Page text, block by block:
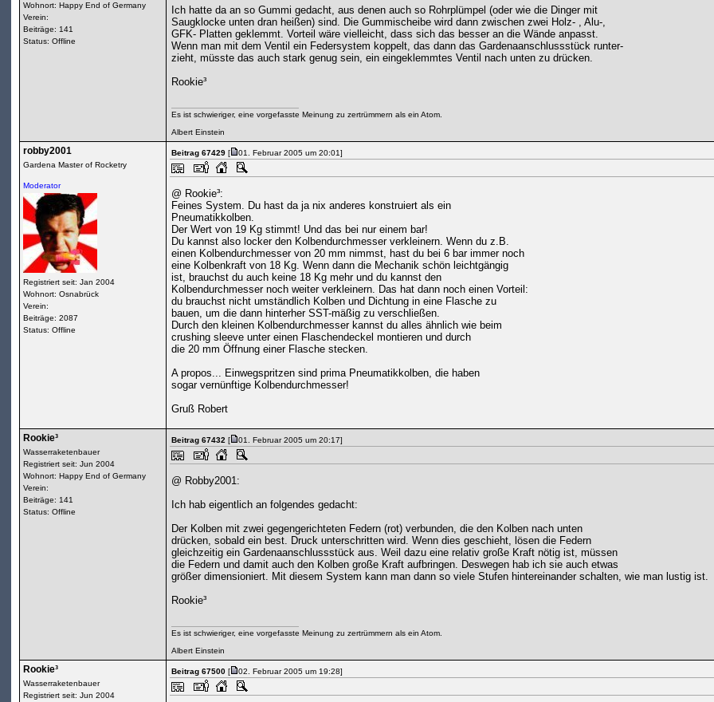
Wohnort: Happy End of Germany
Verein:
Beiträge: 141
Status: Offline
Ich hatte da an so Gummi gedacht, aus denen auch so Rohrplümpel (oder wie die Dinger mit
Saugklocke unten dran heißen) sind. Die Gummischeibe wird dann zwischen zwei Holz- , Alu-,
GFK- Platten geklemmt. Vorteil wäre vielleicht, dass sich das besser an die Wände anpasst.
Wenn man mit dem Ventil ein Federsystem koppelt, das dann das Gardenaanschlussstück runter-
zieht, müsste das auch stark genug sein, ein eingeklemmtes Ventil nach unten zu drücken.
Rookie³
Es ist schwieriger, eine vorgefasste Meinung zu zertrümmern als ein Atom.
Albert Einstein
robby2001
Gardena Master of Rocketry
Moderator
Registriert seit: Jan 2004
Wohnort: Osnabrück
Verein:
Beiträge: 2087
Status: Offline
Beitrag 67429[
01. Februar 2005 um 20:01]
@ Rookie³:
Feines System. Du hast da ja nix anderes konstruiert als ein
Pneumatikkolben.
Der Wert von 19 Kg stimmt! Und das bei nur einem bar!
Du kannst also locker den Kolbendurchmesser verkleinern. Wenn du z.B.
einen Kolbendurchmesser von 20 mm nimmst, hast du bei 6 bar immer noch
eine Kolbenkraft von 18 Kg. Wenn dann die Mechanik schön leichtgängig
ist, brauchst du auch keine 18 Kg mehr und du kannst den
Kolbendurchmesser noch weiter verkleinern. Das hat dann noch einen Vorteil:
du brauchst nicht umständlich Kolben und Dichtung in eine Flasche zu
bauen, um die dann hinterher SST-mäßig zu verschließen.
Durch den kleinen Kolbendurchmesser kannst du alles ähnlich wie beim
crushing sleeve unter einen Flaschendeckel montieren und durch
die 20 mm Öffnung einer Flasche stecken.
A propos... Einwegspritzen sind prima Pneumatikkolben, die haben
sogar vernünftige Kolbendurchmesser!
Gruß Robert
Rookie³
Wasserraketenbauer
Registriert seit: Jun 2004
Wohnort: Happy End of Germany
Verein:
Beiträge: 141
Status: Offline
Beitrag 67432[
01. Februar 2005 um 20:17]
@ Robby2001:
Ich hab eigentlich an folgendes gedacht:
Der Kolben mit zwei gegengerichteten Federn (rot) verbunden, die den Kolben nach unten
drücken, sobald ein best. Druck unterschritten wird. Wenn dies geschieht, lösen die Federn
gleichzeitig ein Gardenaanschlussstück aus. Weil dazu eine relativ große Kraft nötig ist, müssen
die Federn und damit auch den Kolben große Kraft aufbringen. Deswegen hab ich sie auch etwas
größer dimensioniert. Mit diesem System kann man dann so viele Stufen hintereinander schalten, wie man lustig ist.
Rookie³
Es ist schwieriger, eine vorgefasste Meinung zu zertrümmern als ein Atom.
Albert Einstein
Rookie³
Wasserraketenbauer
Registriert seit: Jun 2004
Beitrag 67500[
02. Februar 2005 um 19:28]